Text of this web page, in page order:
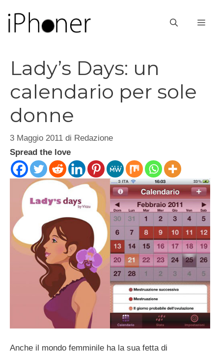
contenuto
Lady’s Days: un
calendario per sole
donne
3 Maggio 2011 di Redazione
Spread the love
Anche il mondo femminile ha la sua fetta di